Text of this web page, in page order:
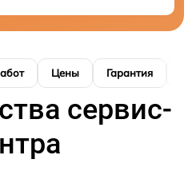
Цены Гарантия
сервис-